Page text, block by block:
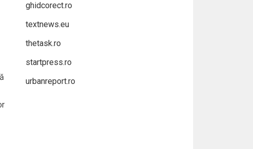
ghidcorect.ro
textnews.eu
thetask.ro
startpress.ro
urbanreport.ro